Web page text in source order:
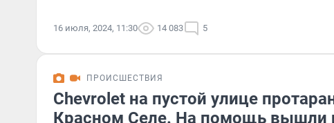
16 июля, 2024, 11:30 14 083 5
ПРОИСШЕСТВИЯ
Chevrolet на пустой улице
Красном Селе. На помощь вышли